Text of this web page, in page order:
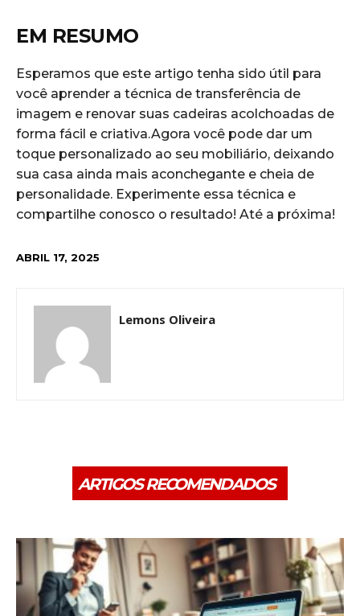
EM​ RESUMO
Esperamos que este artigo ⁤tenha sido ⁣útil para
você aprender a técnica ⁣de transferência de
imagem e renovar suas cadeiras acolchoadas de‌
forma ‍fácil e criativa.Agora você ‌pode​ dar um
toque‌ personalizado ao seu mobiliário, deixando
sua ​casa ainda mais aconchegante‌ e cheia de
personalidade. Experimente ⁤essa técnica e
compartilhe conosco o resultado! Até a próxima!
ABRIL 17, 2025
Lemons Oliveira
ARTIGOS RECOMENDADOS